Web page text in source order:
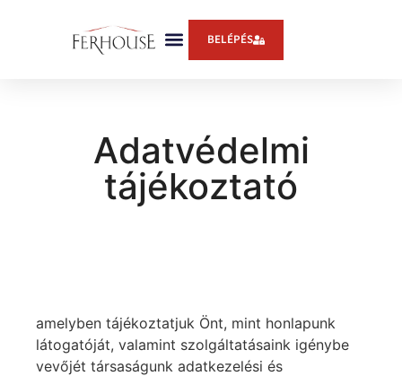
BELÉPÉS
Adatvédelmi
tájékoztató
amelyben tájékoztatjuk Önt, mint honlapunk
látogatóját, valamint szolgáltatásaink igénybe
vevőjét társaságunk adatkezelési és